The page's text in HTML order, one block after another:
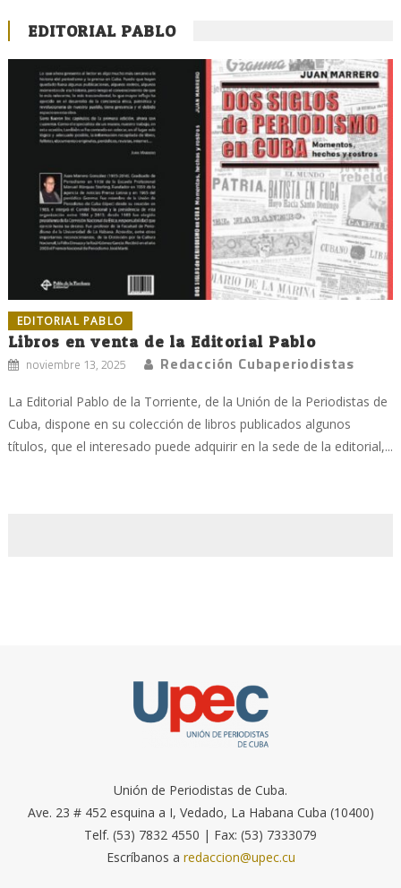
EDITORIAL PABLO
EDITORIAL PABLO
Libros en venta de la Editorial Pablo
noviembre 13, 2025 Redacción Cubaperiodistas
La Editorial Pablo de la Torriente, de la Unión de la Periodistas de
Cuba, dispone en su colección de libros publicados algunos
títulos, que el interesado puede adquirir en la sede de la editorial,...
Unión de Periodistas de Cuba.
Ave. 23 # 452 esquina a I, Vedado, La Habana Cuba (10400)
Telf. (53) 7832 4550 | Fax: (53) 7333079
Escríbanos a redaccion@upec.cu